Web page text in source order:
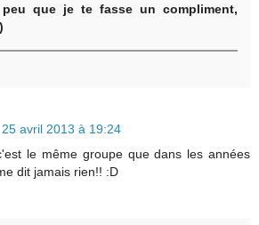
que je te fasse un compliment,
25 avril 2013 à 19:24
le même groupe que dans les années
dit jamais rien!! :D